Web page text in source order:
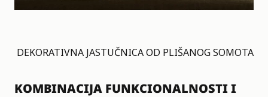
DEKORATIVNA JASTUČNICA OD PLIŠANOG SOMOTA
KOMBINACIJA FUNKCIONALNOSTI I